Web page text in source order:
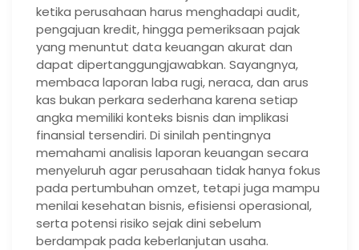
ketika perusahaan harus menghadapi audit,
pengajuan kredit, hingga pemeriksaan pajak
yang menuntut data keuangan akurat dan
dapat dipertanggungjawabkan. Sayangnya,
membaca laporan laba rugi, neraca, dan arus
kas bukan perkara sederhana karena setiap
angka memiliki konteks bisnis dan implikasi
finansial tersendiri. Di sinilah pentingnya
memahami analisis laporan keuangan secara
menyeluruh agar perusahaan tidak hanya fokus
pada pertumbuhan omzet, tetapi juga mampu
menilai kesehatan bisnis, efisiensi operasional,
serta potensi risiko sejak dini sebelum
berdampak pada keberlanjutan usaha.